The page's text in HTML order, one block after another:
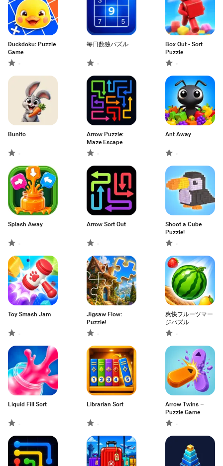
Duckdoku: Puzzle
Game
-
毎日数独パズル
-
Box Out - Sort
Puzzle
-
Bunito
-
Arrow Puzzle:
Maze Escape
-
Ant Away
-
Splash Away
-
Arrow Sort Out
-
Shoot a Cube
Puzzle!
-
Toy Smash Jam
-
Jigsaw Flow:
Puzzle!
-
爽快フルーツマー
ジパズル
-
Liquid Fill Sort
-
Librarian Sort
-
Arrow Twins –
Puzzle Game
-